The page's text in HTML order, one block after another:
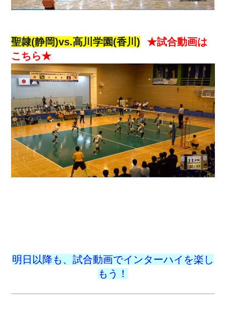
聖隷(静岡)vs.高川学園(香川)
★試合動画は
こちら★
明日以降も、試合動画でインターハイを楽し
もう！